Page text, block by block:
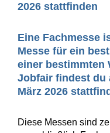
2026 stattfinden
Eine Fachmesse
Messe für ein
einer bestimmten
Jobfair findest du
März 2026
Diese Messen sind